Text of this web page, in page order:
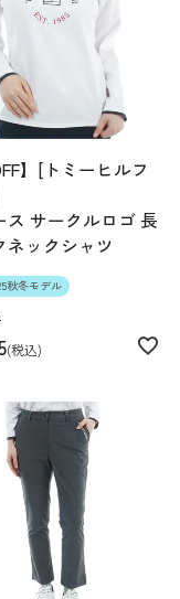
】[トミーヒルフ
ス サークルロゴ 長
ネックシャツ
秋冬モデル
税込